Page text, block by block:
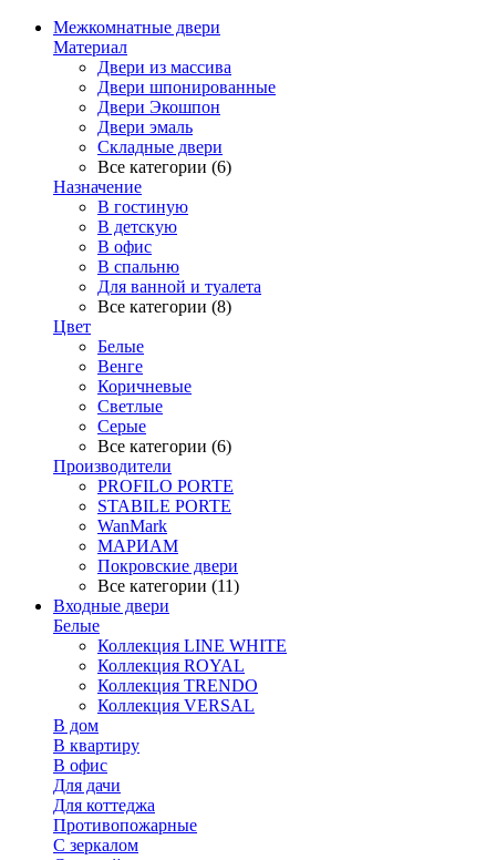
Межкомнатные двери
Материал
Двери из массива
Двери шпонированные
Двери Экошпон
Двери эмаль
Складные двери
Все категории (6)
Назначение
В гостиную
В детскую
В офис
В спальню
Для ванной и туалета
Все категории (8)
Цвет
Белые
Венге
Коричневые
Светлые
Серые
Все категории (6)
Производители
PROFILO PORTE
STABILE PORTE
WanMark
МАРИАМ
Покровские двери
Все категории (11)
Входные двери
Белые
Коллекция LINE WHITE
Коллекция ROYAL
Коллекция TRENDO
Коллекция VERSAL
В дом
В квартиру
В офис
Для дачи
Для коттеджа
Противопожарные
С зеркалом